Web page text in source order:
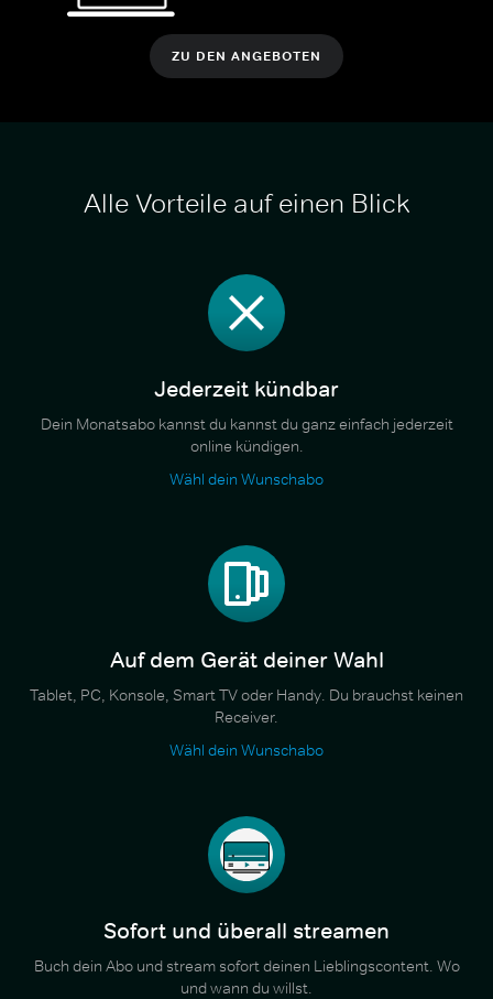
ZU DEN ANGEBOTEN
Alle Vorteile auf einen Blick
Jederzeit kündbar
Dein Monatsabo kannst du kannst du ganz einfach jederzeit
online kündigen.
Wähl dein Wunschabo
Auf dem Gerät deiner Wahl
Tablet, PC, Konsole, Smart TV oder Handy. Du brauchst keinen
Receiver.
Wähl dein Wunschabo
Sofort und überall streamen
Buch dein Abo und stream sofort deinen Lieblingscontent. Wo
und wann du willst.